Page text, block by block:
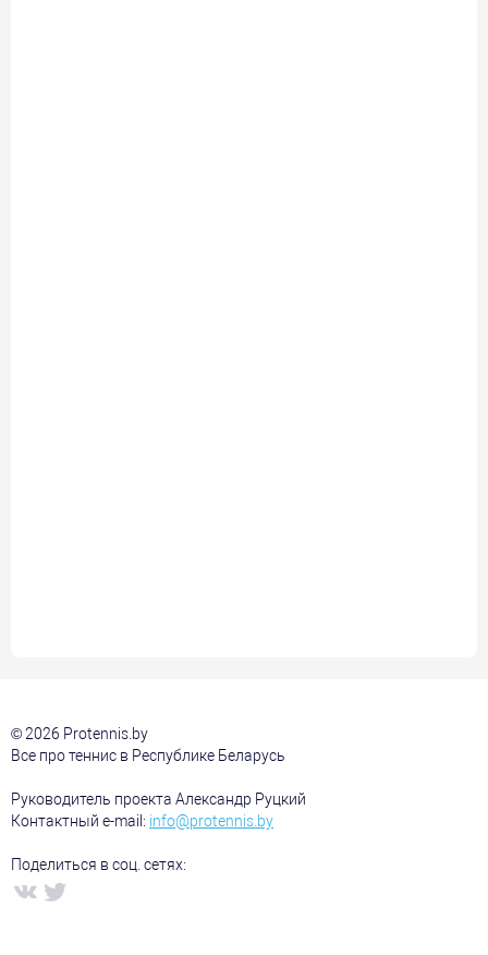
© 2026 Protennis.by
Все про теннис в Республике Беларусь
Руководитель проекта Александр Руцкий
Контактный e-mail: info@protennis.by
Поделиться в соц. сетях: